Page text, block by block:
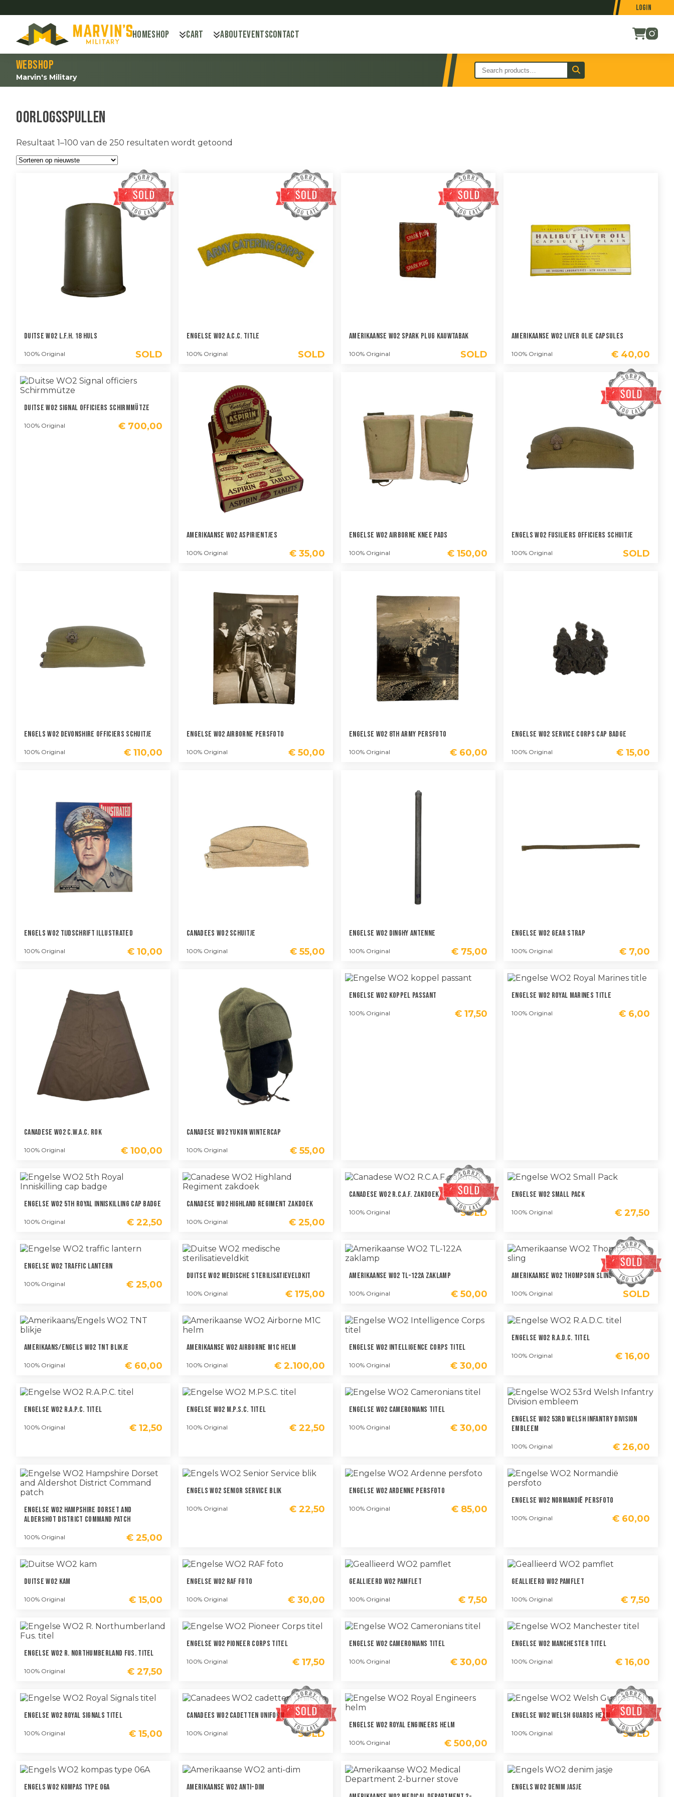
Login
HomeShop Cart AboutEventsContact
Webshop
Marvin's Military
oorlogsspullen
Resultaat 1–100 van de 250 resultaten wordt getoond
Duitse WO2 L.F.H. 18 Huls
100% Original SOLD
Engelse WO2 A.C.C. Title
100% Original SOLD
Amerikaanse WO2 Spark Plug Kauwtabak
100% Original SOLD
Amerikaanse WO2 Liver Olie Capsules
100% Original € 40,00
Duitse WO2 Signal Officiers Schirmmütze
100% Original € 700,00
Amerikaanse WO2 Aspirientjes
100% Original € 35,00
Engelse WO2 Airborne Knee Pads
100% Original € 150,00
Engels WO2 Fusiliers Officiers Schuitje
100% Original SOLD
Engels WO2 Devonshire Officiers Schuitje
100% Original € 110,00
Engelse WO2 Airborne Persfoto
100% Original € 50,00
Engelse WO2 8th Army Persfoto
100% Original € 60,00
Engelse WO2 Service Corps Cap Badge
100% Original € 15,00
Engels WO2 Tijdschrift Illustrated
100% Original € 10,00
Canadees WO2 Schuitje
100% Original € 55,00
Engelse WO2 Dinghy Antenne
100% Original € 75,00
Engelse WO2 Gear Strap
100% Original € 7,00
Canadese WO2 C.W.A.C. Rok
100% Original € 100,00
Canadese WO2 Yukon Wintercap
100% Original € 55,00
Engelse WO2 Koppel Passant
100% Original € 17,50
Engelse WO2 Royal Marines Title
100% Original € 6,00
Engelse WO2 5th Royal Inniskilling Cap Badge
100% Original € 22,50
Canadese WO2 Highland Regiment Zakdoek
100% Original € 25,00
Canadese WO2 R.C.A.F. Zakdoek
100% Original SOLD
Engelse WO2 Small Pack
100% Original € 27,50
Engelse WO2 Traffic Lantern
100% Original € 25,00
Duitse WO2 Medische Sterilisatieveldkit
100% Original € 175,00
Amerikaanse WO2 TL-122A Zaklamp
100% Original € 50,00
Amerikaanse WO2 Thompson Sling
100% Original SOLD
Amerikaans/Engels WO2 TNT Blikje
100% Original € 60,00
Amerikaanse WO2 Airborne M1C Helm
100% Original € 2.100,00
Engelse WO2 Intelligence Corps Titel
100% Original € 30,00
Engelse WO2 R.A.D.C. Titel
100% Original € 16,00
Engelse WO2 R.A.P.C. Titel
100% Original € 12,50
Engelse WO2 M.P.S.C. Titel
100% Original € 22,50
Engelse WO2 Cameronians Titel
100% Original € 30,00
Engelse WO2 53rd Welsh Infantry Division
Embleem
100% Original € 26,00
Engelse WO2 Hampshire Dorset And
Aldershot District Command Patch
100% Original € 25,00
Engels WO2 Senior Service Blik
100% Original € 22,50
Engelse WO2 Ardenne Persfoto
100% Original € 85,00
Engelse WO2 Normandië Persfoto
100% Original € 60,00
Duitse WO2 Kam
100% Original € 15,00
Engelse WO2 RAF Foto
100% Original € 30,00
Geallieerd WO2 Pamflet
100% Original € 7,50
Geallieerd WO2 Pamflet
100% Original € 7,50
Engelse WO2 R. Northumberland Fus. Titel
100% Original € 27,50
Engelse WO2 Pioneer Corps Titel
100% Original € 17,50
Engelse WO2 Cameronians Titel
100% Original € 30,00
Engelse WO2 Manchester Titel
100% Original € 16,00
Engelse WO2 Royal Signals Titel
100% Original € 15,00
Canadees WO2 Cadetten Uniform
100% Original SOLD
Engelse WO2 Royal Engineers Helm
100% Original € 500,00
Engelse WO2 Welsh Guards Helm
100% Original SOLD
Engels WO2 Kompas Type 06A
Amerikaanse WO2 Anti-Dim
Engels WO2 Denim Jasje